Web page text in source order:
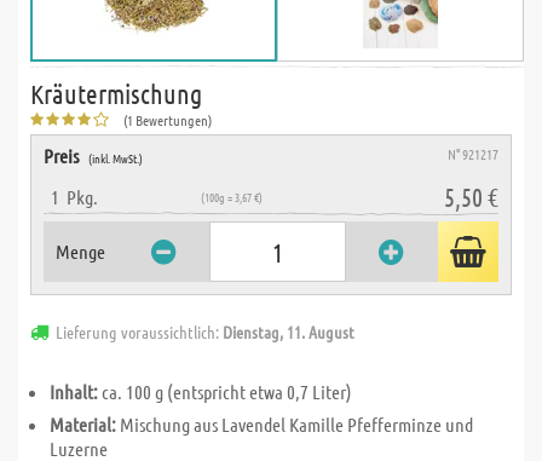
Kräutermischung
(1 Bewertungen)
Preis (inkl. MwSt.) N° 921217
1 Pkg. (100g = 3,67 €) 5,50 €
Menge
Lieferung voraussichtlich: Dienstag, 11. August
Inhalt:ca. 100 g (entspricht etwa 0,7 Liter)
Material: Mischung aus Lavendel Kamille Pfefferminze und
Luzerne